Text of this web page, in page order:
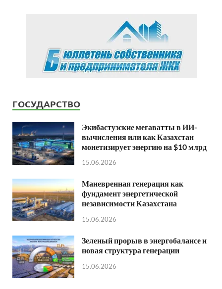
ГОСУДАРСТВО
Экибастузские мегаватты в ИИ-
вычисления или как Казахстан
монетизирует энергию на $10 млрд
15.06.2026
Маневренная генерация как
фундамент энергетической
независимости Казахстана
15.06.2026
Зеленый прорыв в энергобалансе и
новая структура генерации
15.06.2026